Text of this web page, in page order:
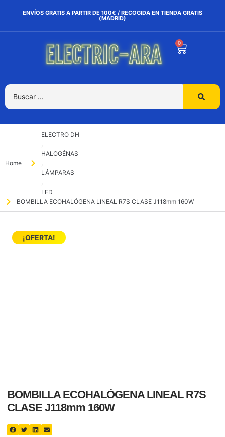
ENVÍOS GRATIS A PARTIR DE 100€ / RECOGIDA EN TIENDA GRATIS
(MADRID)
0
Home
ELECTRO DH
,
HALOGÉNAS
,
LÁMPARAS
,
LED
BOMBILLA ECOHALÓGENA LINEAL R7S CLASE J118mm 160W
¡OFERTA!
BOMBILLA ECOHALÓGENA LINEAL R7S
CLASE J118mm 160W